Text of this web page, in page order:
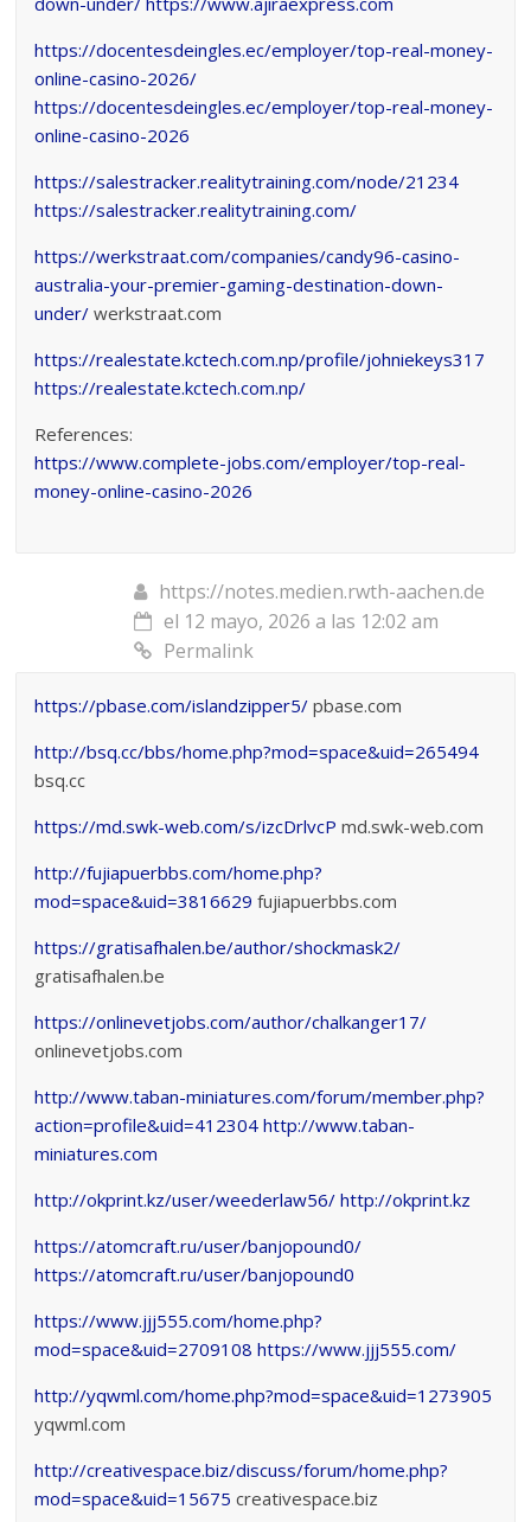
https://docentesdeingles.ec/employer/top-real-money-
online-casino-2026/
https://docentesdeingles.ec/employer/top-real-money-
online-casino-2026
https://salestracker.realitytraining.com/node/21234
https://salestracker.realitytraining.com/
https://werkstraat.com/companies/candy96-casino-
australia-your-premier-gaming-destination-down-
under/ werkstraat.com
https://realestate.kctech.com.np/profile/johniekeys317
https://realestate.kctech.com.np/
References:
https://www.complete-jobs.com/employer/top-real-
money-online-casino-2026
https://notes.medien.rwth-aachen.de
el 12 mayo, 2026 a las 12:02 am
Permalink
https://pbase.com/islandzipper5/ pbase.com
http://bsq.cc/bbs/home.php?mod=space&uid=265494
bsq.cc
https://md.swk-web.com/s/izcDrlvcP md.swk-web.com
http://fujiapuerbbs.com/home.php?
mod=space&uid=3816629 fujiapuerbbs.com
https://gratisafhalen.be/author/shockmask2/
gratisafhalen.be
https://onlinevetjobs.com/author/chalkanger17/
onlinevetjobs.com
http://www.taban-miniatures.com/forum/member.php?
action=profile&uid=412304 http://www.taban-
miniatures.com
http://okprint.kz/user/weederlaw56/ http://okprint.kz
https://atomcraft.ru/user/banjopound0/
https://atomcraft.ru/user/banjopound0
https://www.jjj555.com/home.php?
mod=space&uid=2709108 https://www.jjj555.com/
http://yqwml.com/home.php?mod=space&uid=1273905
yqwml.com
http://creativespace.biz/discuss/forum/home.php?
mod=space&uid=15675 creativespace.biz